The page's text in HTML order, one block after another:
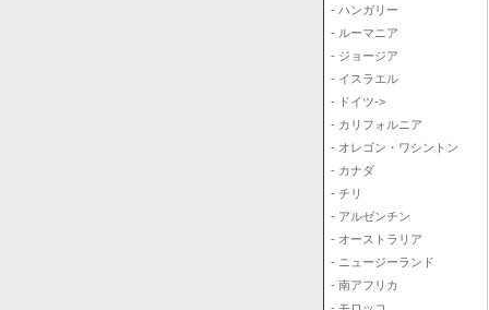
- ハンガリー
- ルーマニア
- ジョージア
- イスラエル
- ドイツ->
- カリフォルニア
- オレゴン・ワシントン
- カナダ
- チリ
- アルゼンチン
- オーストラリア
- ニュージーランド
- 南アフリカ